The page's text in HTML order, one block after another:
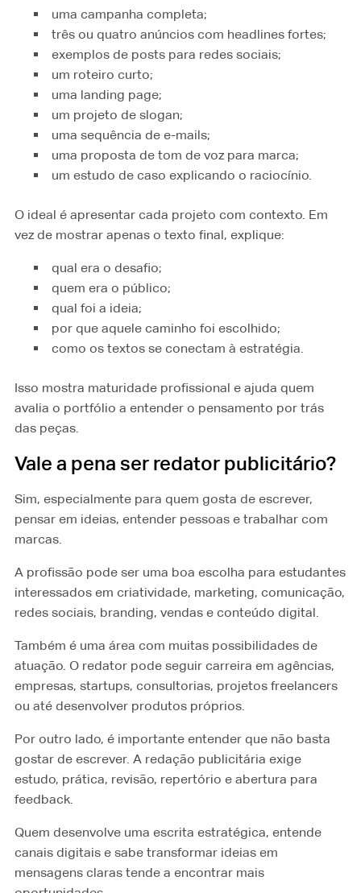
uma campanha completa;
três ou quatro anúncios com headlines fortes;
exemplos de posts para redes sociais;
um roteiro curto;
uma landing page;
um projeto de slogan;
uma sequência de e-mails;
uma proposta de tom de voz para marca;
um estudo de caso explicando o raciocínio.
O ideal é apresentar cada projeto com contexto. Em
vez de mostrar apenas o texto final, explique:
qual era o desafio;
quem era o público;
qual foi a ideia;
por que aquele caminho foi escolhido;
como os textos se conectam à estratégia.
Isso mostra maturidade profissional e ajuda quem
avalia o portfólio a entender o pensamento por trás
das peças.
Vale a pena ser redator publicitário?
Sim, especialmente para quem gosta de escrever,
pensar em ideias, entender pessoas e trabalhar com
marcas.
A profissão pode ser uma boa escolha para estudantes
interessados em criatividade, marketing, comunicação,
redes sociais, branding, vendas e conteúdo digital.
Também é uma área com muitas possibilidades de
atuação. O redator pode seguir carreira em agências,
empresas, startups, consultorias, projetos freelancers
ou até desenvolver produtos próprios.
Por outro lado, é importante entender que não basta
gostar de escrever. A redação publicitária exige
estudo, prática, revisão, repertório e abertura para
feedback.
Quem desenvolve uma escrita estratégica, entende
canais digitais e sabe transformar ideias em
mensagens claras tende a encontrar mais